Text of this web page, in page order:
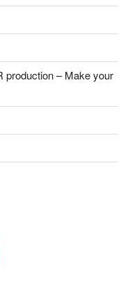
production – Make your